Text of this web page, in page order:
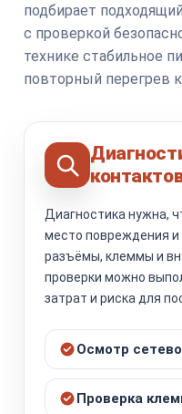
подбирает
с проверкой
технике стабильное
повторный перегрев
Диагностика нужна,
место повреждения и
разъёмы, клеммы и
проверки можно
затрат и риска для
Осмотр
Проверка